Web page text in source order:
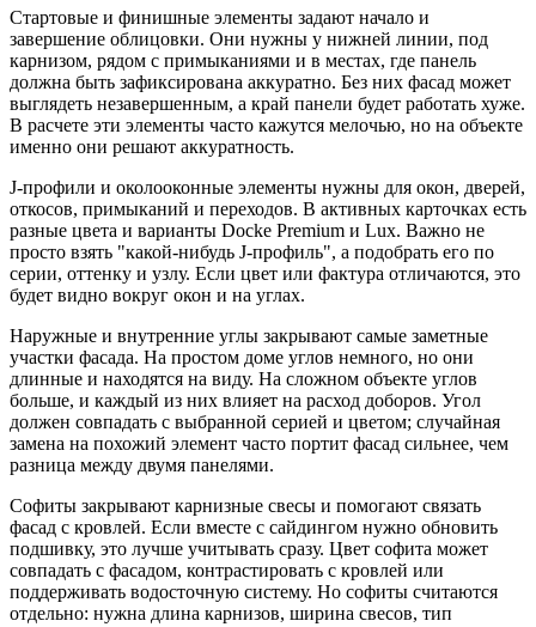
Стартовые и финишные элементы задают начало и
завершение облицовки. Они нужны у нижней линии, под
карнизом, рядом с примыканиями и в местах, где панель
должна быть зафиксирована аккуратно. Без них фасад может
выглядеть незавершенным, а край панели будет работать хуже.
В расчете эти элементы часто кажутся мелочью, но на объекте
именно они решают аккуратность.
J-профили и околооконные элементы нужны для окон, дверей,
откосов, примыканий и переходов. В активных карточках есть
разные цвета и варианты Docke Premium и Lux. Важно не
просто взять "какой-нибудь J-профиль", а подобрать его по
серии, оттенку и узлу. Если цвет или фактура отличаются, это
будет видно вокруг окон и на углах.
Наружные и внутренние углы закрывают самые заметные
участки фасада. На простом доме углов немного, но они
длинные и находятся на виду. На сложном объекте углов
больше, и каждый из них влияет на расход доборов. Угол
должен совпадать с выбранной серией и цветом; случайная
замена на похожий элемент часто портит фасад сильнее, чем
разница между двумя панелями.
Софиты закрывают карнизные свесы и помогают связать
фасад с кровлей. Если вместе с сайдингом нужно обновить
подшивку, это лучше учитывать сразу. Цвет софита может
совпадать с фасадом, контрастировать с кровлей или
поддерживать водосточную систему. Но софиты считаются
отдельно: нужна длина карнизов, ширина свесов, тип